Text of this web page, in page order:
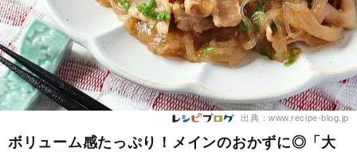
出典：www.recipe-blog.jp
ボリューム感たっぷり！メインのおかずに◎「大